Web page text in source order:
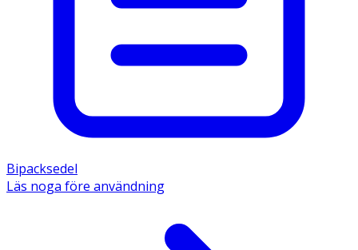
Bipacksedel
Läs noga före användning